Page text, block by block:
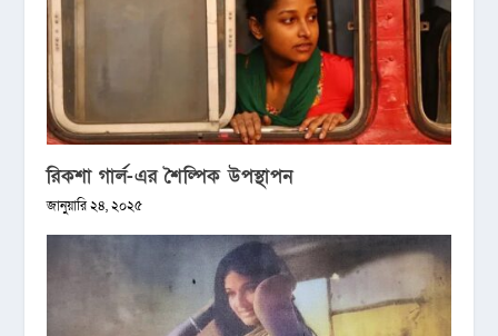
রিকশা গার্ল-এর শৈল্পিক উপস্থাপন
জানুয়ারি ২৪, ২০২৫